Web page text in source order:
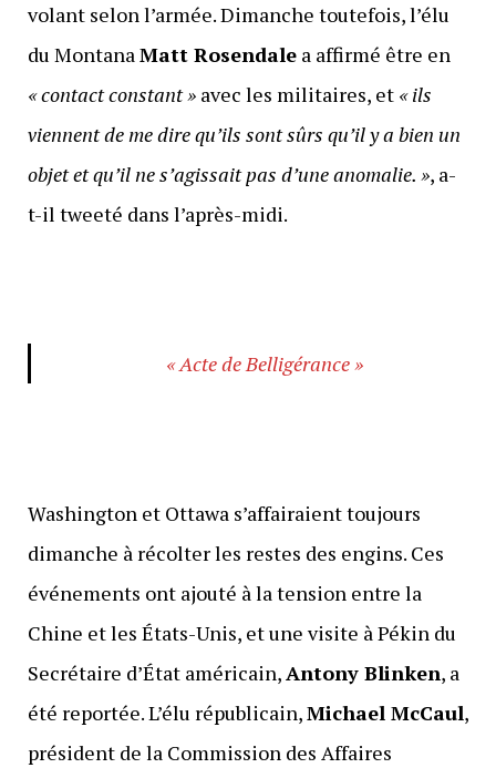
volant selon l’armée. Dimanche toutefois, l’élu
du MontanaMatt Rosendalea affirmé être en
« contact constant »avec les militaires, et « ils
viennent de me dire qu’ils sont sûrs qu’il y a bien un
objet et qu’il ne s’agissait pas d’une anomalie. », a-
t-il tweeté dans l’après-midi.
« Acte de Belligérance »
Washington et Ottawa s’affairaient toujours
dimanche à récolter les restes des engins. Ces
événements ont ajouté à la tension entre la
Chine et les États-Unis, et une visite à Pékin du
Secrétaire d’État américain,Antony Blinken, a
été reportée. L’élu républicain,Michael McCaul,
président de la Commission des Affaires